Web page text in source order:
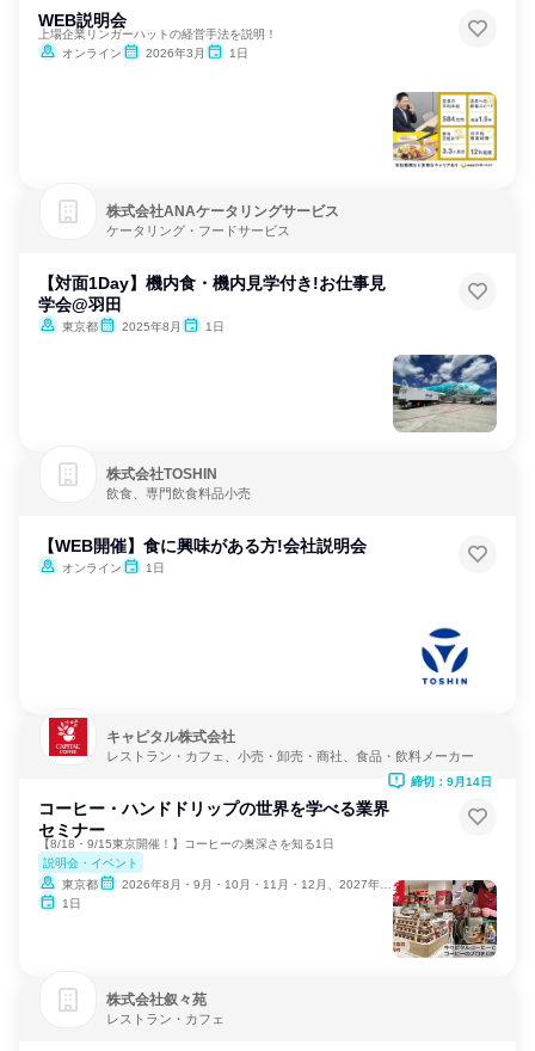
WEB説明会
上場企業リンガーハットの経営手法を説明！
オンライン
2026年3月 1日
株式会社ANAケータリングサービス
ケータリング・フードサービス
【対面1Day】機内食・機内見学付き!お仕事見
学会@羽田
東京都 2025年8月 1日
株式会社TOSHIN
飲食、専門飲食料品小売
【WEB開催】食に興味がある方!会社説明会
オンライン 1日
キャピタル株式会社
レストラン・カフェ、小売・卸売・商社、食品・飲料メーカー
コーヒー・ハンドドリップの世界を学べる業界
セミナー
【8/18・9/15東京開催！】コーヒーの奥深さを知る1日
説明会・イベント
東京都
2026年8月・9月・10月・11月・12月、2027年1月
1日
締切：9月14日
株式会社叙々苑
レストラン・カフェ